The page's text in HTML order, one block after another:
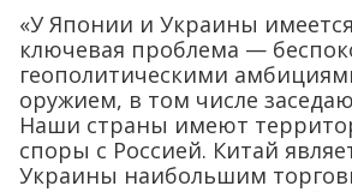
«У Японии и Украины
ключевая проблема —
геополитическими
оружием, в том числе
Наши страны имеют
споры с Россией. Китай
Украины наибольшим